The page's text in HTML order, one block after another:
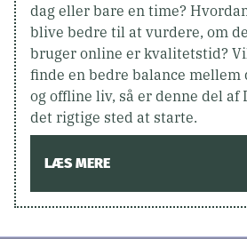
dag eller bare en time?
blive bedre til at vurdere, om
bruger online er kvalitetstid?
finde en bedre balance mellem
og offline liv, så er denne del af
det rigtige sted at starte.
LÆS MERE